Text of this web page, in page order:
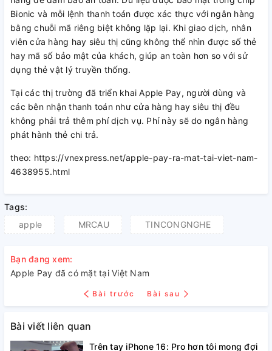
Bionic và mỗi lệnh thanh toán được xác thực với ngân hàng
bằng chuỗi mã riêng biệt không lặp lại. Khi giao dịch, nhân
viên cửa hàng hay siêu thị cũng không thể nhìn được số thẻ
hay mã số bảo mật của khách, giúp an toàn hơn so với sử
dụng thẻ vật lý truyền thống.
Tại các thị trường đã triển khai Apple Pay, người dùng và
các bên nhận thanh toán như cửa hàng hay siêu thị đều
không phải trả thêm phí dịch vụ. Phí này sẽ do ngân hàng
phát hành thẻ chi trả.
theo: https://vnexpress.net/apple-pay-ra-mat-tai-viet-nam-
4638955.html
Tags:
apple
MRCAU TINCONGNGHE
Bạn đang xem:
Apple Pay đã có mặt tại Việt Nam
Bài trước Bài sau
Bài viết liên quan
Trên tay iPhone 16: Pro hơn tôi mong đợi